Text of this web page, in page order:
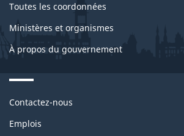
Toutes les coordonnées
Ministères et organismes
À propos du gouvernement
Themes
topics
Contactez-nous
Emplois